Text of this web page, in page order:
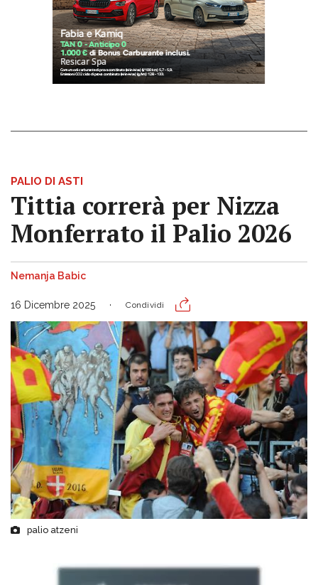
PALIO DI ASTI
Tittia correrà per Nizza
Monferrato il Palio 2026
Nemanja Babic
16 Dicembre 2025 Condividi
palio atzeni